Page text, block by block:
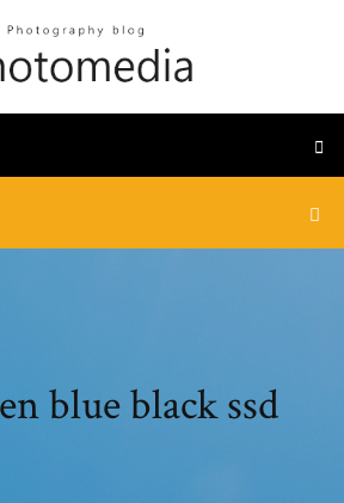
blue black ssd